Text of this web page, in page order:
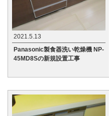
2021.5.13
Panasonic製食器洗い乾燥機 NP-
45MD8Sの新規設置工事